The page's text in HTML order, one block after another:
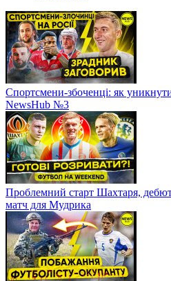
Спортсмени-збоченці: як
NewsHub №3
Проблемний старт Шахтаря,
матч для Мудрика